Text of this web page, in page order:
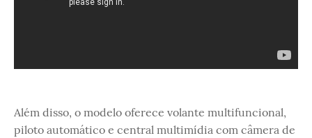
Além disso, o modelo oferece volante multifuncional,
piloto automático e central multimídia com câmera de